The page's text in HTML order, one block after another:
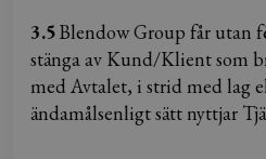
3.5Blendow Group får utan
stänga av Kund/Klient som
med Avtalet, i strid med lag
ändamålsenligt sätt nyttjar